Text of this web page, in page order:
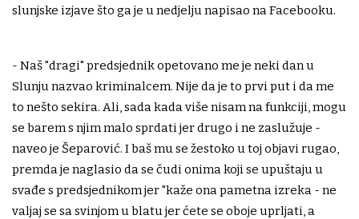
slunjske izjave što ga je u nedjelju napisao na Facebooku.
- Naš "dragi" predsjednik opetovano me je neki dan u
Slunju nazvao kriminalcem. Nije da je to prvi put i da me
to nešto sekira. Ali, sada kada više nisam na funkciji, mogu
se barem s njim malo sprdati jer drugo i ne zaslužuje -
naveo je Šeparović. I baš mu se žestoko u toj objavi rugao,
premda je naglasio da se čudi onima koji se upuštaju u
svađe s predsjednikom jer "kaže ona pametna izreka - ne
valjaj se sa svinjom u blatu jer ćete se oboje uprljati, a